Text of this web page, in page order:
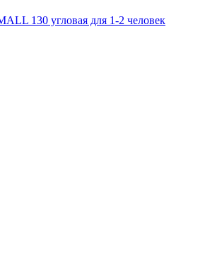
130 угловая для 1-2 человек